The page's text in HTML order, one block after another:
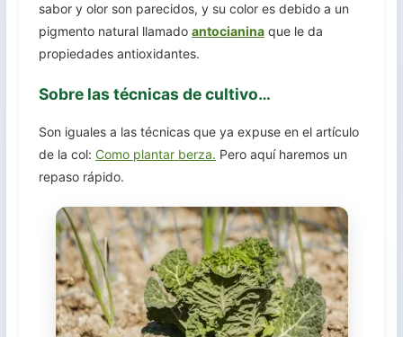
sabor y olor son parecidos, y su color es debido a un
pigmento natural llamado antocianina que le da
propiedades antioxidantes.
Sobre las técnicas de cultivo…
Son iguales a las técnicas que ya expuse en el artículo
de la col: Como plantar berza. Pero aquí haremos un
repaso rápido.